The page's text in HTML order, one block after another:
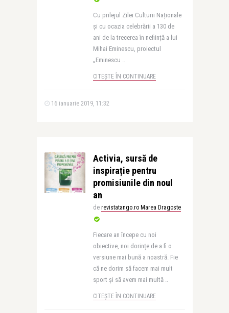
Cu prilejul Zilei Culturii Naționale
și cu ocazia celebrării a 130 de
ani de la trecerea în neființă a lui
Mihai Eminescu, proiectul
„Eminescu ..
CITEȘTE ÎN CONTINUARE
16 ianuarie 2019, 11:32
Activia, sursă de
inspirație pentru
promisiunile din noul
an
de revistatango.ro Marea Dragoste
Fiecare an începe cu noi
obiective, noi dorințe de a fi o
versiune mai bună a noastră. Fie
că ne dorim să facem mai mult
sport și să avem mai multă ..
CITEȘTE ÎN CONTINUARE